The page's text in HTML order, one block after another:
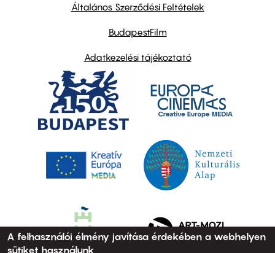
Általános Szerződési Feltételek
BudapestFilm
Adatkezelési tájékoztató
A felhasználói élmény javítása érdekében a webhelyen
sütiket használunk